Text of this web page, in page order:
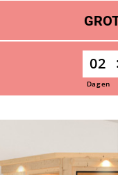
02
Dagen